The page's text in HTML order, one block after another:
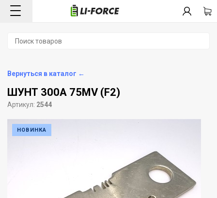
Вернуться в каталог ←
ШУНТ 300А 75MV (F2)
Артикул: 2544
НОВИНКА